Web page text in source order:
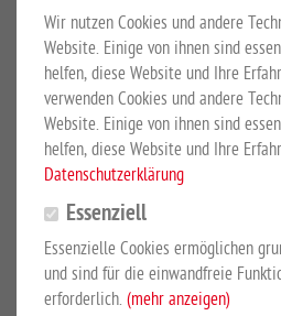
300 Liter
Späne-Kippbehälter Typ SKR mit
robuste wasserdichte, verschweißte
Wannenrand. Das kantenlose, leicht
wirkt als ideale Rutschfläche für
Auskippen.
Bereifung aus hochwertigen
Lenkrollen 100 x 30 mm mit
mm. Serienmäßig mit Sieb- und
Wir nutzen Cookies und andere
Website. Einige von ihnen sind
helfen, diese Website und Ihre
verwenden Cookies und andere
Website. Einige von ihnen sind
helfen, diese Website und Ihre
Datenschutzerklärung
Essenziell
Essenzielle Cookies ermöglichen
und sind für die einwandfreie
erforderlich. (mehr anzeigen)